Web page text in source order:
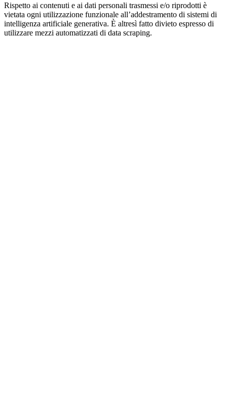
Rispetto ai contenuti e ai dati personali trasmessi e/o riprodotti è
vietata ogni utilizzazione funzionale all’addestramento di sistemi di
intelligenza artificiale generativa. È altresì fatto divieto espresso di
utilizzare mezzi automatizzati di data scraping.